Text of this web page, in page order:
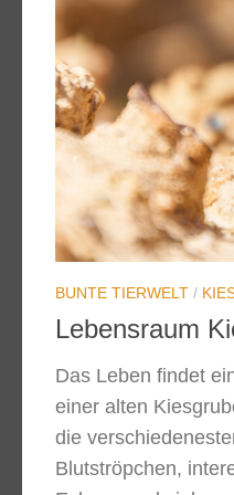
BUNTE TIERWELT /
Lebensraum
Das Leben findet
einer alten
die
Blutströpchen,